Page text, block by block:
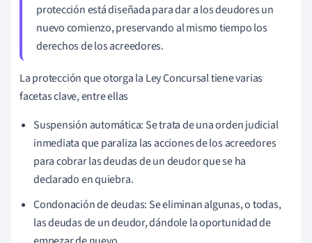
protección está diseñada para dar a los deudores un
nuevo comienzo, preservando al mismo tiempo los
derechos de los acreedores.
La protección que otorga la Ley Concursal tiene varias
facetas clave, entre ellas
Suspensión automática: Se trata de una orden judicial
inmediata que paraliza las acciones de los acreedores
para cobrar las deudas de un deudor que se ha
declarado en quiebra.
Condonación de deudas: Se eliminan algunas, o todas,
las deudas de un deudor, dándole la oportunidad de